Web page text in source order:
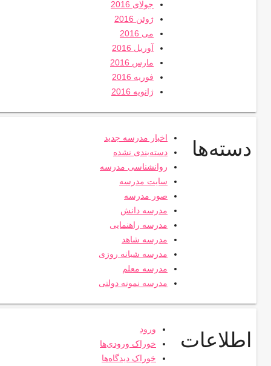
جولای 2016
ژوئن 2016
می 2016
آوریل 2016
مارس 2016
فوریه 2016
ژانویه 2016
دسته‌ها
اخبار مدرسه جدید
دسته‌بندی نشده
روانشناسی مدرسه
سایت مدرسه
صور مدرسه
مدرسه دانش
مدرسه راهنمایی
مدرسه شاهد
مدرسه شبانه روزی
مدرسه معلم
مدرسه نمونه دولتی
اطلاعات
ورود
خوراک ورودی‌ها
خوراک دیدگاه‌ها